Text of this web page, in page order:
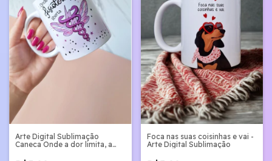
Arte Digital Sublimação
Caneca Onde a dor limita, a
Foca nas suas coisinhas e vai -
Arte Digital Sublimação